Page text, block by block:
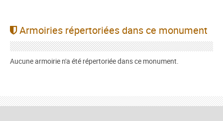
Armoiries répertoriées dans ce monument
Aucune armoirie n'a été répertoriée dans ce monument.